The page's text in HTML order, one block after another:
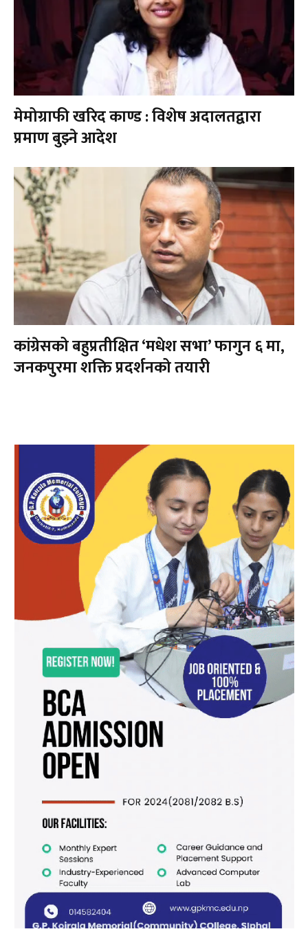
मेमोग्राफी खरिद काण्ड : विशेष अदालतद्वारा
प्रमाण बुझ्ने आदेश
कांग्रेसको बहुप्रतीक्षित ‘मधेश सभा’ फागुन ६ मा,
जनकपुरमा शक्ति प्रदर्शनको तयारी